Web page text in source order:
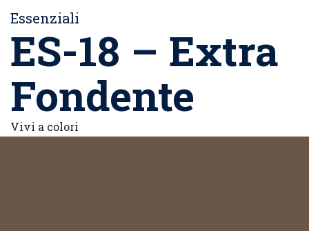
Essenziali
ES-18 – Extra
Fondente
Vivi a colori